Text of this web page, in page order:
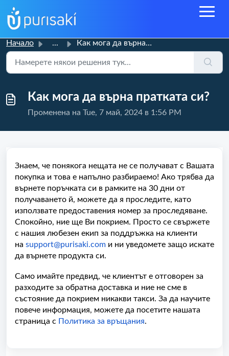
Начало ... Как мога да върна пратката си?
Как мога да върна пратката си?
Променена на Tue, 7 май, 2024 в 1:56 PM
Знаем, че понякога нещата не се получават с Вашата
покупка и това е напълно разбираемо! Ако трябва да
върнете поръчката си в рамките на 30 дни от
получаването й, можете да я проследите, като
използвате предоставения номер за проследяване.
Спокойно, ние ще Ви покрием. Просто се свържете
с нашия любезен екип за поддръжка на клиенти
на support@purisaki.com и ни уведомете защо искате
да върнете продукта си.
Само имайте предвид, че клиентът е отговорен за
разходите за обратна доставка и ние не сме в
състояние да покрием никакви такси. За да научите
повече информация, можете да посетите нашата
страница с Политика за връщания.